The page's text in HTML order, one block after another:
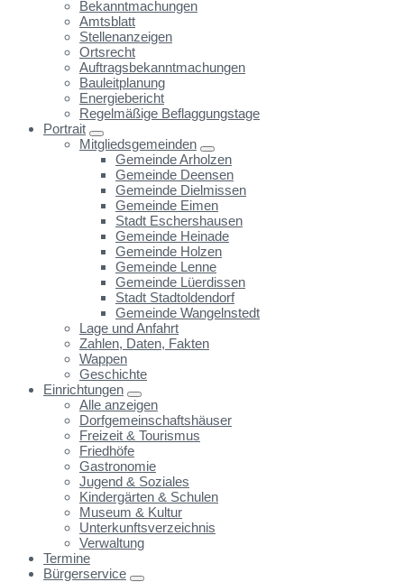
Bekanntmachungen
Amtsblatt
Stellenanzeigen
Ortsrecht
Auftragsbekanntmachungen
Bauleitplanung
Energiebericht
Regelmäßige Beflaggungstage
Portrait
Mitgliedsgemeinden
Gemeinde Arholzen
Gemeinde Deensen
Gemeinde Dielmissen
Gemeinde Eimen
Stadt Eschershausen
Gemeinde Heinade
Gemeinde Holzen
Gemeinde Lenne
Gemeinde Lüerdissen
Stadt Stadtoldendorf
Gemeinde Wangelnstedt
Lage und Anfahrt
Zahlen, Daten, Fakten
Wappen
Geschichte
Einrichtungen
Alle anzeigen
Dorfgemeinschaftshäuser
Freizeit & Tourismus
Friedhöfe
Gastronomie
Jugend & Soziales
Kindergärten & Schulen
Museum & Kultur
Unterkunftsverzeichnis
Verwaltung
Termine
Bürgerservice